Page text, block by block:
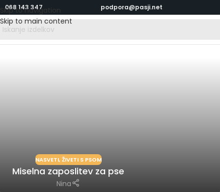
Skip to navigation
Skip to main content
068 143 347 podpora@pasji.net
NASVETI,ŽIVETI S PSOM
Miselna zaposlitev za pse
Nina